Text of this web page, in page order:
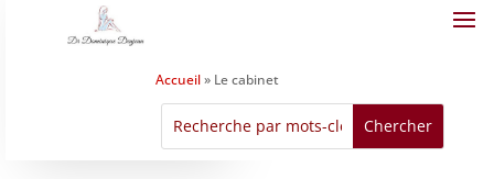
Accueil» Le cabinet